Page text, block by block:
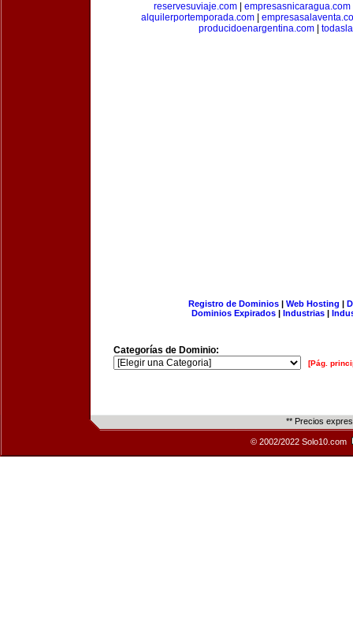
reservesuviaje.com| empresasnicaragua.com
alquilerportemporada.com
producidoenargentina.com
Registro de Dominios| Web Hosting |
Dominios Expirados | Industrias |
Categorías de Dominio:
[Pág.
** Precios
© 2002/2022 Solo10.com